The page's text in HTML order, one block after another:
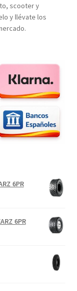
scooter y
y llévate los
6PR
6PR